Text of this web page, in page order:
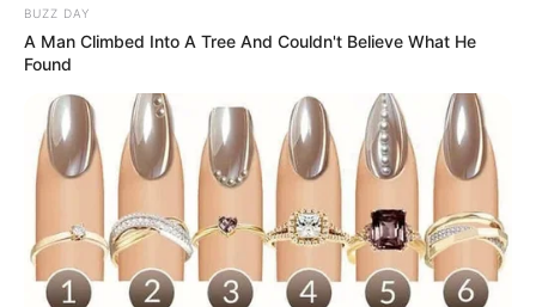
BUZZ DAY
A Man Climbed Into A Tree And Couldn't Believe What He
Found